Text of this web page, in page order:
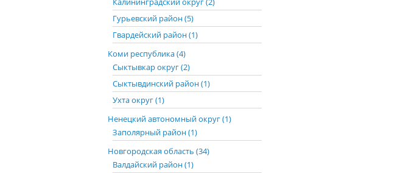
Гурьевский район (5)
Гвардейский район (1)
Коми республика (4)
Сыктывкар округ (2)
Сыктывдинский район (1)
Ухта округ (1)
Ненецкий автономный округ (1)
Заполярный район (1)
Новгородская область (34)
Валдайский район (1)